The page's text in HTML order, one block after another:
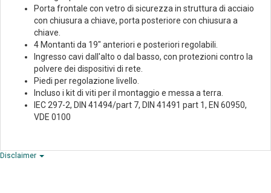
Porta frontale con vetro di sicurezza in struttura di acciaio
con chiusura a chiave, porta posteriore con chiusura a
chiave.
4 Montanti da 19" anteriori e posteriori regolabili.
Ingresso cavi dall'alto o dal basso, con protezioni contro la
polvere dei dispositivi di rete.
Piedi per regolazione livello.
Incluso i kit di viti per il montaggio e messa a terra.
IEC 297-2, DIN 41494/part 7, DIN 41491 part 1, EN 60950,
VDE 0100
Disclaimer